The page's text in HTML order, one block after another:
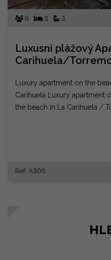
6 3 3
Luxusní plážový
Carihuela/
Luxury apartment on the
Carihuela Luxury apartment
the beach in La Carihuela /
Ref. A305